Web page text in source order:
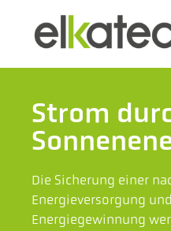
Strom
Die Sicherung einer
Energieversorgung
Energiegewinnung